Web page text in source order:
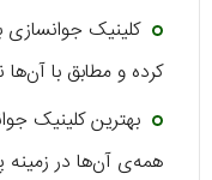
کلینیک جوانسازی
کرده و مطابق با آن‌ها
بهترین کلینیک
همه‌ی آن‌ها در